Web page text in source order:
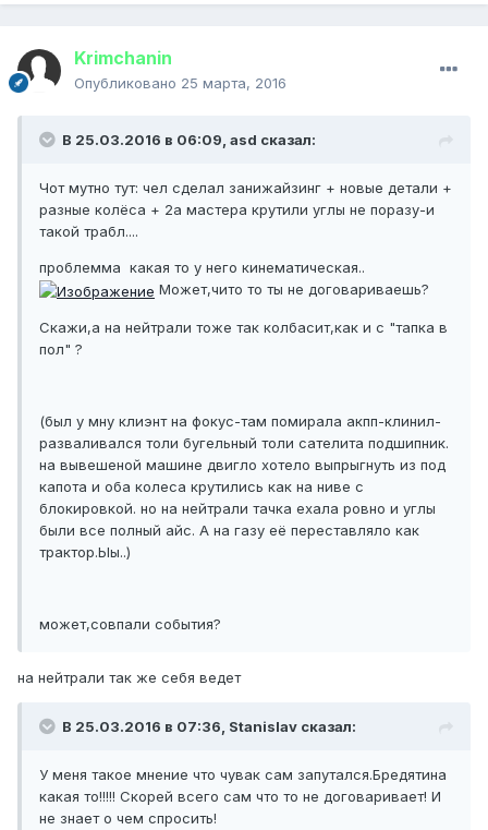
Krimchanin
Опубликовано 25 марта, 2016
В 25.03.2016 в 06:09, asd сказал:
Чот мутно тут: чел сделал занижайзинг + новые детали +
разные колёса + 2а мастера крутили углы не поразу-и
такой трабл....
проблемма какая то у него кинематическая..
Может,чито то ты не договариваешь?
Скажи,а на нейтрали тоже так колбасит,как и с "тапка в
пол" ?
(был у мну клиэнт на фокус-там помирала акпп-клинил-
разваливался толи бугельный толи сателита подшипник.
на вывешеной машине двигло хотело выпрыгнуть из под
капота и оба колеса крутились как на ниве с
блокировкой. но на нейтрали тачка ехала ровно и углы
были все полный айс. А на газу её переставляло как
трактор.Ыы..)
может,совпали события?
на нейтрали так же себя ведет
В 25.03.2016 в 07:36, Stanislav сказал:
У меня такое мнение что чувак сам запутался.Бредятина
какая то!!!!! Скорей всего сам что то не договаривает! И
не знает о чем спросить!